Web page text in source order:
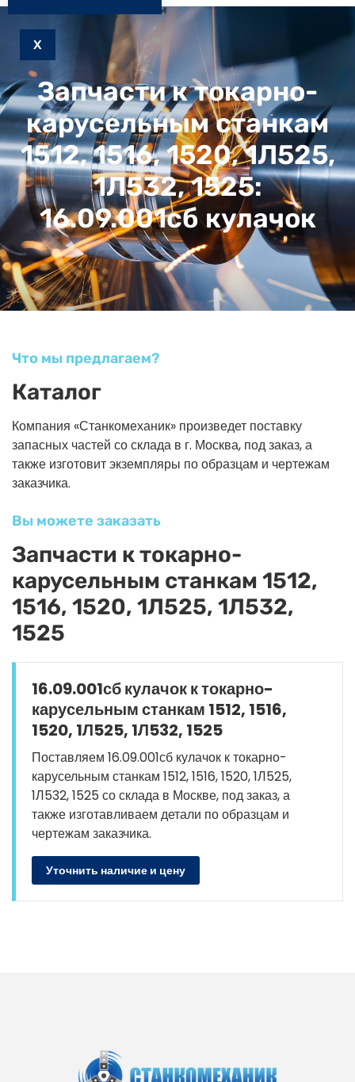
Запчасти к станкам
X
Запчасти к токарно-
карусельным станкам
1512, 1516, 1520, 1Л525,
1Л532, 1525:
16.09.001сб кулачок
Что мы предлагаем?
Каталог
Компания «Станкомеханик» произведет поставку
запасных частей со склада в г. Москва, под заказ, а
также изготовит экземпляры по образцам и чертежам
заказчика.
Вы можете заказать
Запчасти к токарно-
карусельным станкам 1512,
1516, 1520, 1Л525, 1Л532,
1525
16.09.001сб кулачок к токарно-
карусельным станкам 1512, 1516,
1520, 1Л525, 1Л532, 1525
Поставляем 16.09.001сб кулачок к токарно-
карусельным станкам 1512, 1516, 1520, 1Л525,
1Л532, 1525 со склада в Москве, под заказ, а
также изготавливаем детали по образцам и
чертежам заказчика.
Уточнить наличие и цену